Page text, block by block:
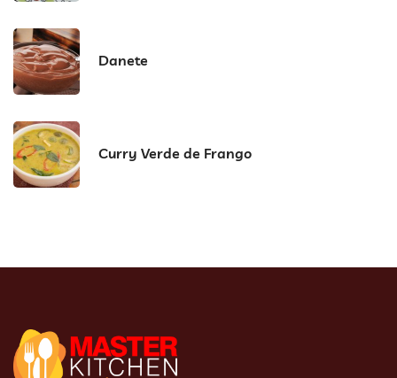
Danete
Curry Verde de Frango